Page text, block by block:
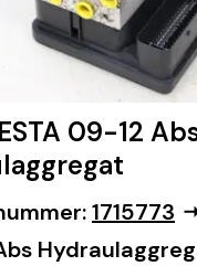
09-12
1715773